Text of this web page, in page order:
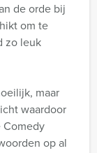
de orde bij
om te
zo leuk
maar
waardoor
op al